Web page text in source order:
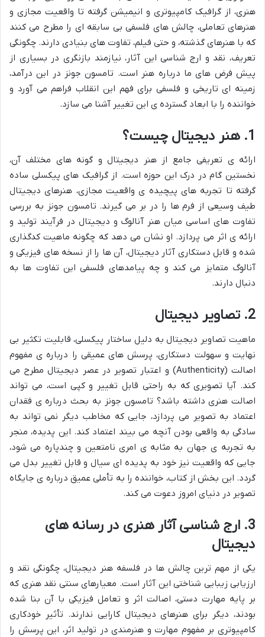
هنری، از گرافیک کامپیوتری و انیمیشن گرفته تا واقعیت مجازی و
هنرهای تعاملی، چالش های فلسفی بی سابقه ای را مطرح می کنند
که با هنرهای گذشته، و حتی فیلم، تفاوت های بنیادی دارند. چگونگی
تعریف، نقد و ارج شناسی این آثار، نیازمند بازنگری در بسیاری از
پیش فرض های ما درباره هنر است. تامسون جونز در این درآمد،
زمینه ای تاریخی و فلسفی برای فهم این انقلاب فراهم می آورد و
خواننده را با ابعاد گسترده ی این تغییر آشنا می سازد.
1. هنر دیجیتال چیست؟
ارائه ی تعریفی جامع از هنر دیجیتال و گونه های مختلف آن،
نخستین گام در درک این حوزه است. از گرافیک های پیکسلی ساده
گرفته تا تجربه های پیچیده ی واقعیت مجازی، هنرهای دیجیتال
طیف وسیعی از فرم ها را در بر می گیرند. تامسون جونز به بررسی
تفاوت های اساسی میان هنر آنالوگ و دیجیتال در فرآیند تولید و
ارائه ی اثر می پردازد. او نشان می دهد که چگونه ماهیت کدگذاری
شده و قابل دستکاری آثار دیجیتال، آن ها را از نسخه های فیزیکی و
آنالوگ متمایز می کند و چه پیامدهای فلسفی این تفاوت ها به
دنبال دارند.
2. تصاویر دیجیتال
ماهیت تصاویر دیجیتال به دلیل ساختار پیکسلی، قابلیت تکثیر بی
نهایت و سهولت دستکاری، پرسش های عمیقی را درباره ی مفهوم
اصالت (Authenticity) و اعتبار تصویر در عصر دیجیتال مطرح می
کند. آیا تصویری که به راحتی قابل تغییر و کپی است، می تواند
اصالت هنری داشته باشد؟ تامسون جونز به بحث درباره ی فقدان
اعتماد به تصویر می پردازد، جایی که مخاطب دیگر نمی تواند به
سادگی به واقعی بودن آنچه می بیند اعتماد کند. این پدیده، منجر
به تجربه ی جهان به مثابه ی امری نامتعین و چندپاره می شود،
جایی که واقعیت نیز خود به پدیده ای سیال و قابل تغییر بدل می
گردد. این بخش از کتاب، خواننده را به تأملی عمیق درباره ی جایگاه
تصویر در دنیای امروز دعوت می کند.
3. ارج شناسى آثار هنرى در رسانه هاى
دیجیتال
یکی از مهم ترین چالش ها در فلسفه هنر دیجیتال، چگونگی نقد و
ارزیابی زیبایی شناختی این آثار است. معیارهای سنتی نقد هنری که
بر پایه مهارت دستی، اصالت اثر و تعامل فیزیکی با آن بنا شده
بودند، دیگر برای هنرهای دیجیتال کارایی ندارند. تأثیر خودکاری
کامپیوتری بر مفهوم مهارت و هنرمندی در تولید اثر، این پرسش را